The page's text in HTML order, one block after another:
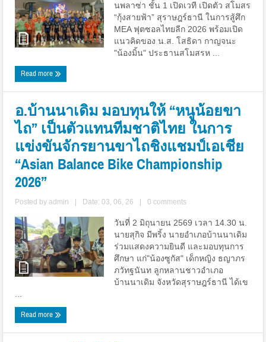
นพลาซ่า ชั้น 1 เปิดเวที เปิดตัว สโมสร
“กุ้งสายฟ้า” สุราษฎร์ธานี ในการสู้ศึก
MEA ฟุตซอลไทยลีก 2026 พร้อมเปิด
แนวคิดของ น.ส. โสธิดา กาญจนะ
"น้องมิ้น" ประธานสโมสรห ...
Read more
อ.บ้านนาเดิม มอบทุนให้ “หนูน้อยขา
ไถ” เป็นตัวแทนทีมชาติไทย ในการ
แข่งขันจักรยานขาไถชิงแชมป์เอเชีย
“Asian Balance Bike Championship
2026”
Posted byadmin Date: 03, 06, 26 0 comments
วันที่ 2 มิถุนายน 2569 เวลา 14.30 น.
นายสุกิจ มีพริ้ง นายอำเภอบ้านนาเดิม
ร่วมแสดงความยินดี และมอบทุนการ
ศึกษา แก่"น้องซูกัส" เด็กหญิง ธญาภร
ภวัทฐนันท ลูกหลานชาวอำเภอ
บ้านนาเดิม จังหวัดสุราษฎร์ธานี ได้เข
...
Read more